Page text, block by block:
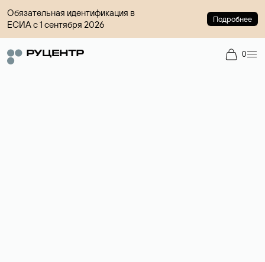
Обязательная идентификация в
ЕСИА с 1 сентября 2026
Подробнее
0